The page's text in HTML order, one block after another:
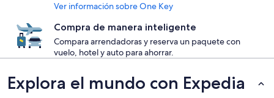
Ver información sobre One Key
Compra de manera inteligente
Compara arrendadoras y reserva un paquete con
vuelo, hotel y auto para ahorrar.
Explora el mundo con Expedia